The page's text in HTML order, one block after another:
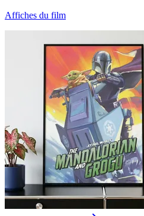
Affiches du film